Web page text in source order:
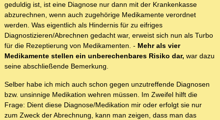
geduldig ist, ist eine Diagnose nur dann mit der Krankenkasse
abzurechnen, wenn auch zugehörige Medikamente verordnet
werden. Was eigentlich als Hindernis für zu eifriges
Diagnostizieren/Abrechnen gedacht war, erweist sich nun als Turbo
für die Rezeptierung von Medikamenten. - Mehr als vier
Medikamente stellen ein unberechenbares Risiko dar, war dazu
seine abschließende Bemerkung.
Selber habe ich mich auch schon gegen unzutreffende Diagnosen
bzw. unsinnige Medikation wehren müssen. Im Zweifel hilft die
Frage: Dient diese Diagnose/Medikation mir oder erfolgt sie nur
zum Zweck der Abrechnung, kann man zeigen, dass man das